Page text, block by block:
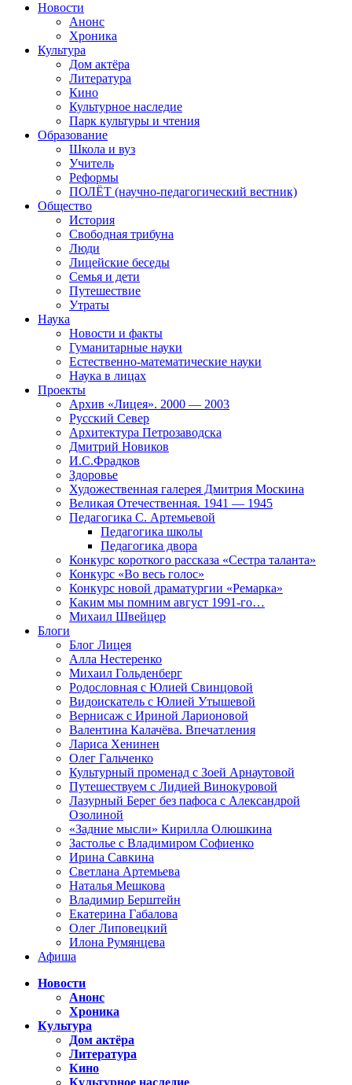
Новости
Анонс
Хроника
Культура
Дом актёра
Литература
Кино
Культурное наследие
Парк культуры и чтения
Образование
Школа и вуз
Учитель
Реформы
ПОЛЁТ (научно-педагогический вестник)
Общество
История
Свободная трибуна
Люди
Лицейские беседы
Семья и дети
Путешествие
Утраты
Наука
Новости и факты
Гуманитарные науки
Естественно-математические науки
Наука в лицах
Проекты
Архив «Лицея». 2000 — 2003
Русский Север
Архитектура Петрозаводска
Дмитрий Новиков
И.С.Фрадков
Здоровье
Художественная галерея Дмитрия Москина
Великая Отечественная. 1941 — 1945
Педагогика С. Артемьевой
Педагогика школы
Педагогика двора
Конкурс короткого рассказа «Сестра таланта»
Конкурс «Во весь голос»
Конкурс новой драматургии «Ремарка»
Каким мы помним август 1991-го…
Михаил Швейцер
Блоги
Блог Лицея
Алла Нестеренко
Михаил Гольденберг
Родословная с Юлией Свинцовой
Видоискатель с Юлией Утышевой
Вернисаж с Ириной Ларионовой
Валентина Калачёва. Впечатления
Лариса Хенинен
Олег Гальченко
Культурный променад с Зоей Арнаутовой
Путешествуем с Лидией Винокуровой
Лазурный Берег без пафоса с Александрой
Озолиной
«Задние мысли» Кирилла Олюшкина
Застолье с Владимиром Софиенко
Ирина Савкина
Светлана Артемьева
Наталья Мешкова
Владимир Берштейн
Екатерина Габалова
Олег Липовецкий
Илона Румянцева
Афиша
Новости
Анонс
Хроника
Культура
Дом актёра
Литература
Кино